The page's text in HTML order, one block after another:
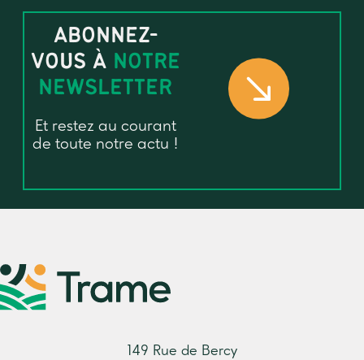
ABONNEZ-
VOUS À NOTRE
NEWSLETTER
Et restez au courant
de toute notre actu !
149 Rue de Bercy